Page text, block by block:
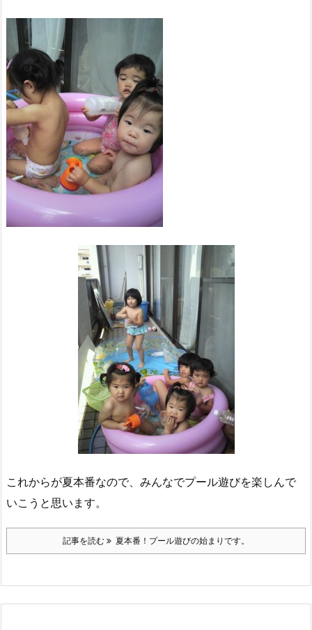
これからが夏本番なので、みんなでプール遊びを楽しんで
いこうと思います。
記事を読む 夏本番！プール遊びの始まりです。